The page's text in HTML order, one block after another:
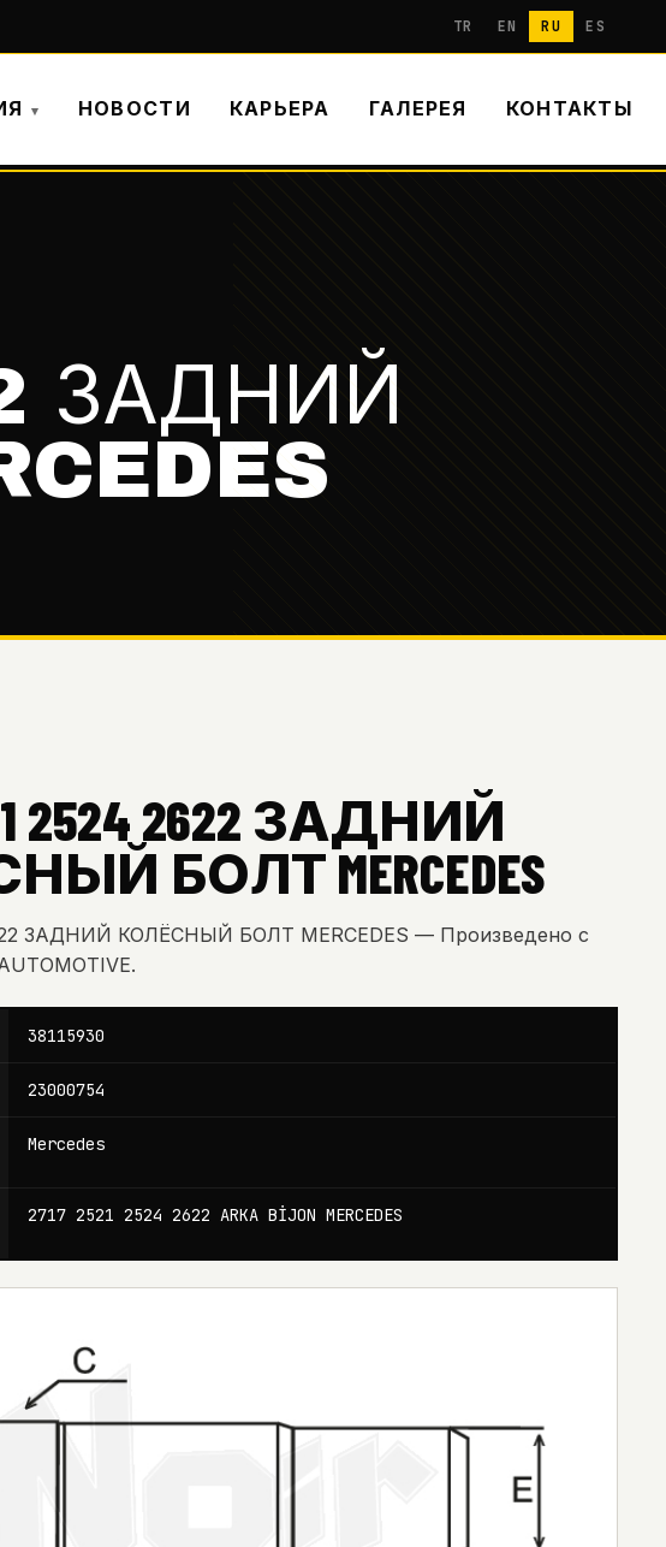
TR EN RU ES
НОВОСТИ КАРЬЕРА ГАЛЕРЕЯ КОНТАКТЫ
ЗАДНИЙ
2524 2622 ЗАДНИЙ
БОЛТ MERCEDES
ЗАДНИЙ КОЛЁСНЫЙ БОЛТ MERCEDES — Произведено с
38115930
23000754
Mercedes
2717 2521 2524 2622 ARKA BİJON MERCEDES